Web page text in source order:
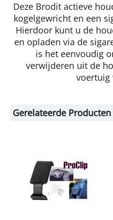
Deze Brodit actieve
kogelgewricht en een
Hierdoor kunt u de
en opladen via de
is het eenvoudig
verwijderen uit de
voertuig
Gerelateerde Producten